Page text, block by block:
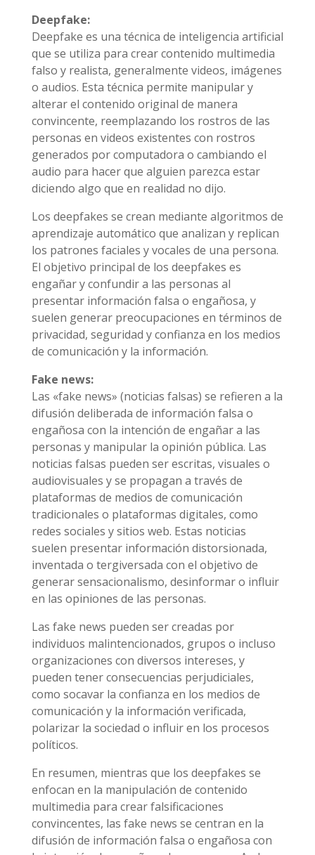
Deepfake:
Deepfake es una técnica de inteligencia artificial
que se utiliza para crear contenido multimedia
falso y realista, generalmente videos, imágenes
o audios. Esta técnica permite manipular y
alterar el contenido original de manera
convincente, reemplazando los rostros de las
personas en videos existentes con rostros
generados por computadora o cambiando el
audio para hacer que alguien parezca estar
diciendo algo que en realidad no dijo.
Los deepfakes se crean mediante algoritmos de
aprendizaje automático que analizan y replican
los patrones faciales y vocales de una persona.
El objetivo principal de los deepfakes es
engañar y confundir a las personas al
presentar información falsa o engañosa, y
suelen generar preocupaciones en términos de
privacidad, seguridad y confianza en los medios
de comunicación y la información.
Fake news:
Las «fake news» (noticias falsas) se refieren a la
difusión deliberada de información falsa o
engañosa con la intención de engañar a las
personas y manipular la opinión pública. Las
noticias falsas pueden ser escritas, visuales o
audiovisuales y se propagan a través de
plataformas de medios de comunicación
tradicionales o plataformas digitales, como
redes sociales y sitios web. Estas noticias
suelen presentar información distorsionada,
inventada o tergiversada con el objetivo de
generar sensacionalismo, desinformar o influir
en las opiniones de las personas.
Las fake news pueden ser creadas por
individuos malintencionados, grupos o incluso
organizaciones con diversos intereses, y
pueden tener consecuencias perjudiciales,
como socavar la confianza en los medios de
comunicación y la información verificada,
polarizar la sociedad o influir en los procesos
políticos.
En resumen, mientras que los deepfakes se
enfocan en la manipulación de contenido
multimedia para crear falsificaciones
convincentes, las fake news se centran en la
difusión de información falsa o engañosa con